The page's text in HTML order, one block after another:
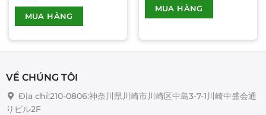
MUA HÀNG
có
nhiều
Các
MUA HÀNG
VỀ CHÚNG TÔI
Địa chỉ:210-0806:神奈川県川崎市川崎区中島3-7-1川崎中盛会通
りビル2F